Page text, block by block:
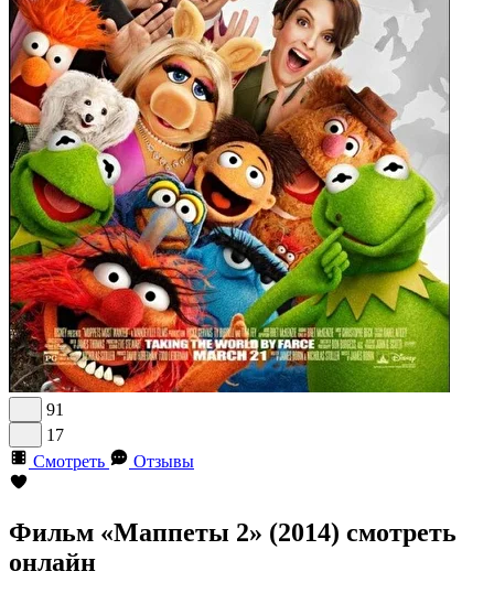
91
17
Смотреть
Отзывы
Фильм «Маппеты 2» (2014) смотреть
онлайн